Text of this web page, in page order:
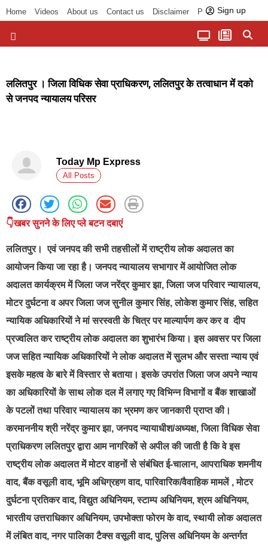
Home Videos About us Contact us Disclaimer Privacy Policy
Sign up
ललितपुर । जिला विधिक सेवा प्राधिकरण, ललितपुर के तत्वाधान में दको
से जनपद न्यायालय परिसर
Today Mp Express
All Posts
👇खबर सुनने के लिए प्ले बटन दबाएं
ललितपुर। एवं जनपद की सभी तहसीलों में राष्ट्रीय लोक अदालत का
आयोजन किया जा रहा है। जनपद न्यायालय सभागार में आयोजित लोक
अदालत कार्यक्रम में जिला जज नरेंद्र कुमार झा, जिला जज परिवार न्यायालय,
मोटर दुर्घटना व अपर जिला जज सुनील कुमार सिंह, लोकेश कुमार सिंह, सहित
न्यायिक अधिकारियों ने मां सरस्वती के चित्र पर माल्यार्पण कर कर व दीप
प्रज्वलित कर राष्ट्रीय लोक अदालत का शुभारंभ किया। इस अवसर पर जिला
जज सहित न्यायिक अधिकारियों ने लोक अदालत में सुलभ और सस्ता न्याय एवं
इसके महत्व के बारे में विस्तार से बताया। इसके उपरांत जिला जज अपने न्याय
का अधिकारियों के साथ लोक दल में लगाए गए विभिन्न विभागों व बैंक शाखाओं
के पटलों तथा परिवार न्यायालय का भ्रमण कर जानकारी प्राप्त की।
करमाननीय श्री नरेंद्र कुमार झा, जनपद न्यायाधीश/अध्यक्ष, जिला विधिक सेवा
प्राधिकरण ललितपुर द्वारा आम नागरिकों से अपील की जाती है कि वे इस
राष्ट्रीय लोक अदालत में मोटर वाहनों से संबंधित ई-चालान, आपराधिक शमनीय
वाद, बैंक वसूली वाद, भूमि अधिग्रहण वाद, पारिवारिक/वैवाहिक मामलें , मोटर
दुर्घटना प्रतिकर वाद, विद्युत अधिनियम, स्टाम्प अधिनियम, श्रम अधिनियम,
भारतीय उत्तराधिकार अधिनियम, उपभोक्ता फोरम के वाद, स्थायी लोक अदालत
में लंबित वाद, नगर पालिका टैक्स वसूली वाद, पुलिस अधिनियम के अन्तर्गत